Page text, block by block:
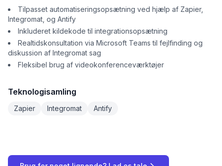
Tilpasset automatiseringsopsætning ved hjælp af Zapier,
Integromat, og Antify
Inkluderet kildekode til integrationsopsætning
Realtidskonsultation via Microsoft Teams til fejlfinding og
diskussion af Integromat sag
Fleksibel brug af videokonferenceværktøjer
Teknologisamling
Zapier Integromat Antify